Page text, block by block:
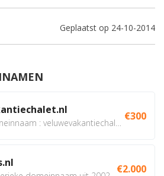
Geplaatst op 24-10-2014
€300
€2.000